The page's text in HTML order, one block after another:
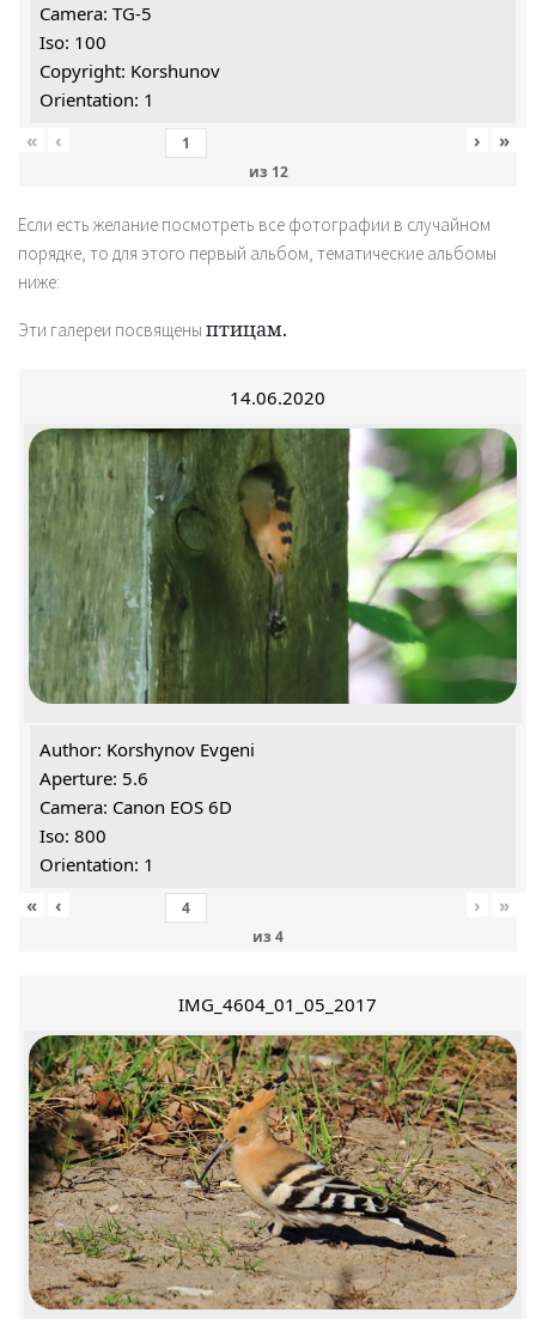
Camera: TG-5
Iso: 100
Copyright: Korshunov
Orientation: 1
«
‹
из 12
› »
Если есть желание посмотреть все фотографии в случайном
порядке, то для этого первый альбом, тематические альбомы
ниже:
Эти галереи посвящены птицам.
14.06.2020
Author: Korshynov Evgeni
Aperture: 5.6
Camera: Canon EOS 6D
Iso: 800
Orientation: 1
«
‹
из 4
› »
IMG_4604_01_05_2017